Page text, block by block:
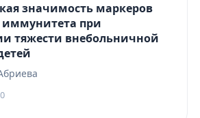
значимость маркеров
иммунитета при
тяжести внебольничной